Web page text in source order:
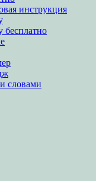
инструкция
бесплатно
словами